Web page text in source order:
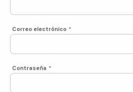
Correo electrónico *
Contraseña *